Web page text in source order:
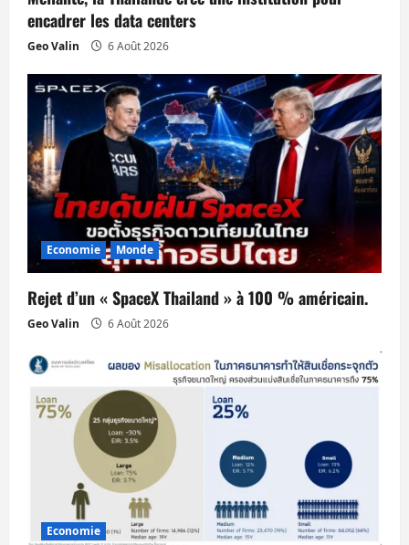
a
r
t
i
c
l
encadrer les data centers
Geo Valin 6 Août 2026
Economie Monde
Rejet d’un « SpaceX Thailand » à 100 % américain.
Geo Valin 6 Août 2026
Economie